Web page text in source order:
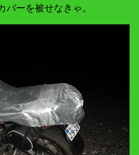
ーを被せなきゃ。